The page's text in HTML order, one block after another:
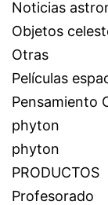
Noticias
Objetos
Otras
Películas
Pensamiento
phyton
phyton
PRODUCTOS
Profesorado